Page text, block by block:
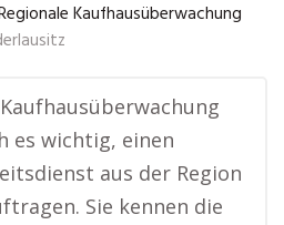
Kaufhausüberwachung
es wichtig, einen
aus der Region
Sie kennen die